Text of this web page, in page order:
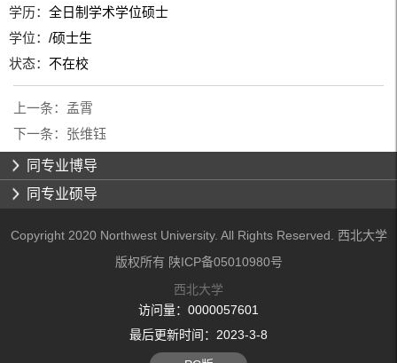
学历：全日制学术学位硕士
学位：/硕士生
状态：不在校
上一条： 孟霄
下一条： 张维钰
同专业博导
同专业硕导
Copyright 2020 Northwest University. All Rights Reserved. 西北大学
版权所有 陕ICP备05010980号
西北大学
访问量： 0000057601
最后更新时间： 2023-3-8